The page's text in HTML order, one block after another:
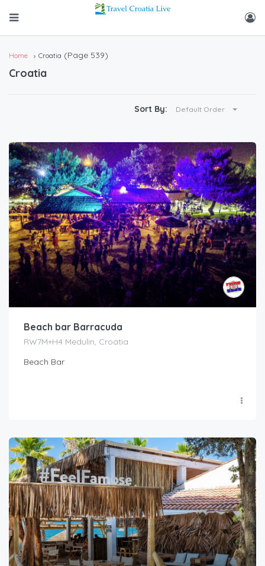
Home Croatia (Page 539)
Croatia
Sort By: Default Order
Beach bar Barracuda
RW7M+H4 Medulin, Croatia
Beach Bar